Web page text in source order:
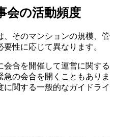
会の活動頻度
、そのマンションの規模、管
性に応じて異なります。
合を開催して運営に関する
の会合を開くこともありま
関する一般的なガイドライ